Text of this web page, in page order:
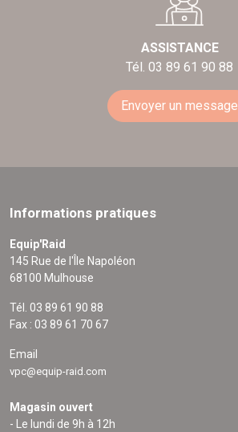
ASSISTANCE
Tél. 03 89 61 90 88
Envoyer un message
Informations pratiques
Equip'Raid
145 Rue de l'Île Napoléon
68100 Mulhouse
Tél. 03 89 61 90 88
Fax : 03 89 61 70 67
Email
vpc@equip-raid.com
Magasin ouvert
- Le lundi de 9h à 12h